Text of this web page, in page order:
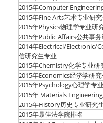
2015年Computer
2015年Fine Arts艺术专业研
2015年Physics物理学专业研
2015年Public Affairs公共事务
2014年Electrical/Electronic/
信研究生专业
2015年Chemistry化学专业研
2015年Economics经济学研究
2015年Psychology心理学专
2015年 Materials
2015年History历史专业研究
2015年最佳法学院排名